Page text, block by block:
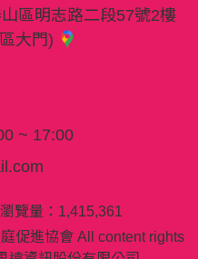
區明志路二段57號2樓
大門)
~ 17:00
瀏覽量：1,415,361
促進協會 All content rights